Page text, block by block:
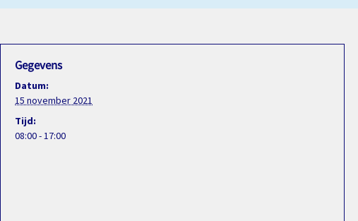
Gegevens
Datum:
15 november 2021
Tijd:
08:00 - 17:00